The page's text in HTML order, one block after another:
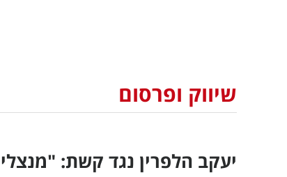
שיווק ופרסום
יעקב הלפרין נגד קשת: